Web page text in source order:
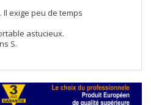
exige peu de temps
astucieux.
S.